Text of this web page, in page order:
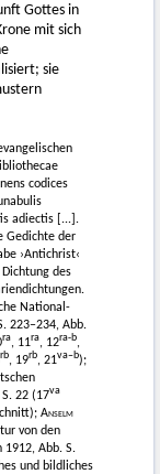
Gottes in
mit sich
sie
codices
adiectis [...].
Gedichte der
›Antichrist‹
des
National-
223–234, Abb.
ra, 11ra, 12ra-b,
rb, 19rb, 21va–b);
22 (17va
Anselm
von den
Abb. S.
und bildliches